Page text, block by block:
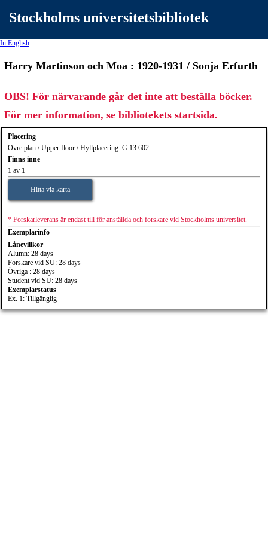
Stockholms universitetsbibliotek
In English
Harry Martinson och Moa : 1920-1931 / Sonja Erfurth
OBS! För närvarande går det inte att beställa böcker.
För mer information, se bibliotekets startsida.
Placering
Övre plan / Upper floor / Hyllplacering: G 13.602
Finns inne
1 av 1
Hitta via karta
* Forskarleverans är endast till för anställda och forskare vid Stockholms universitet.
Exemplarinfo
Lånevillkor
Alumn: 28 days
Forskare vid SU: 28 days
Övriga : 28 days
Student vid SU: 28 days
Exemplarstatus
Ex. 1: Tillgänglig